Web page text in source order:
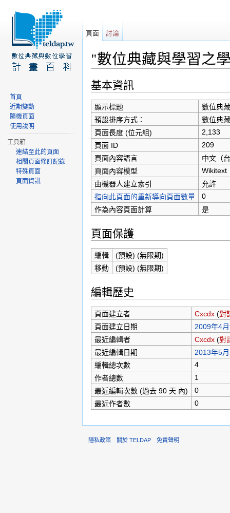
"數位典藏與學習之
基本資訊
顯示標題
數位典
預設排序方式：
數位典
頁面長度 (位元組)
2,133
頁面 ID
209
頁面內容語言
中文（
頁面內容模型
Wikitext
由機器人建立索引
允許
指向此頁面的重新導向頁面數量
0
作為內容頁面計算
是
頁面保護
編輯
(預設) (無限期)
移動
(預設) (無限期)
編輯歷史
頁面建立者 Cxcdx(對
頁面建立日期
2009年4
最近編輯者
Cxcdx(對
最近編輯日期
2013年5
編輯總次數
4
作者總數
1
最近編輯次數 (過去 90 天 內)
0
最近作者數
0
頁面 討論
首頁
近期變動
隨機頁面
使用說明
工具箱
連結至此的頁面
相關頁面修訂記錄
特殊頁面
頁面資訊
隱私政策 關於 TELDAP 免責聲明